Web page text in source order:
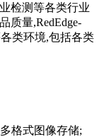
检测等各类行业
质量,RedEdge-
类环境,包括各类
格式图像存储;